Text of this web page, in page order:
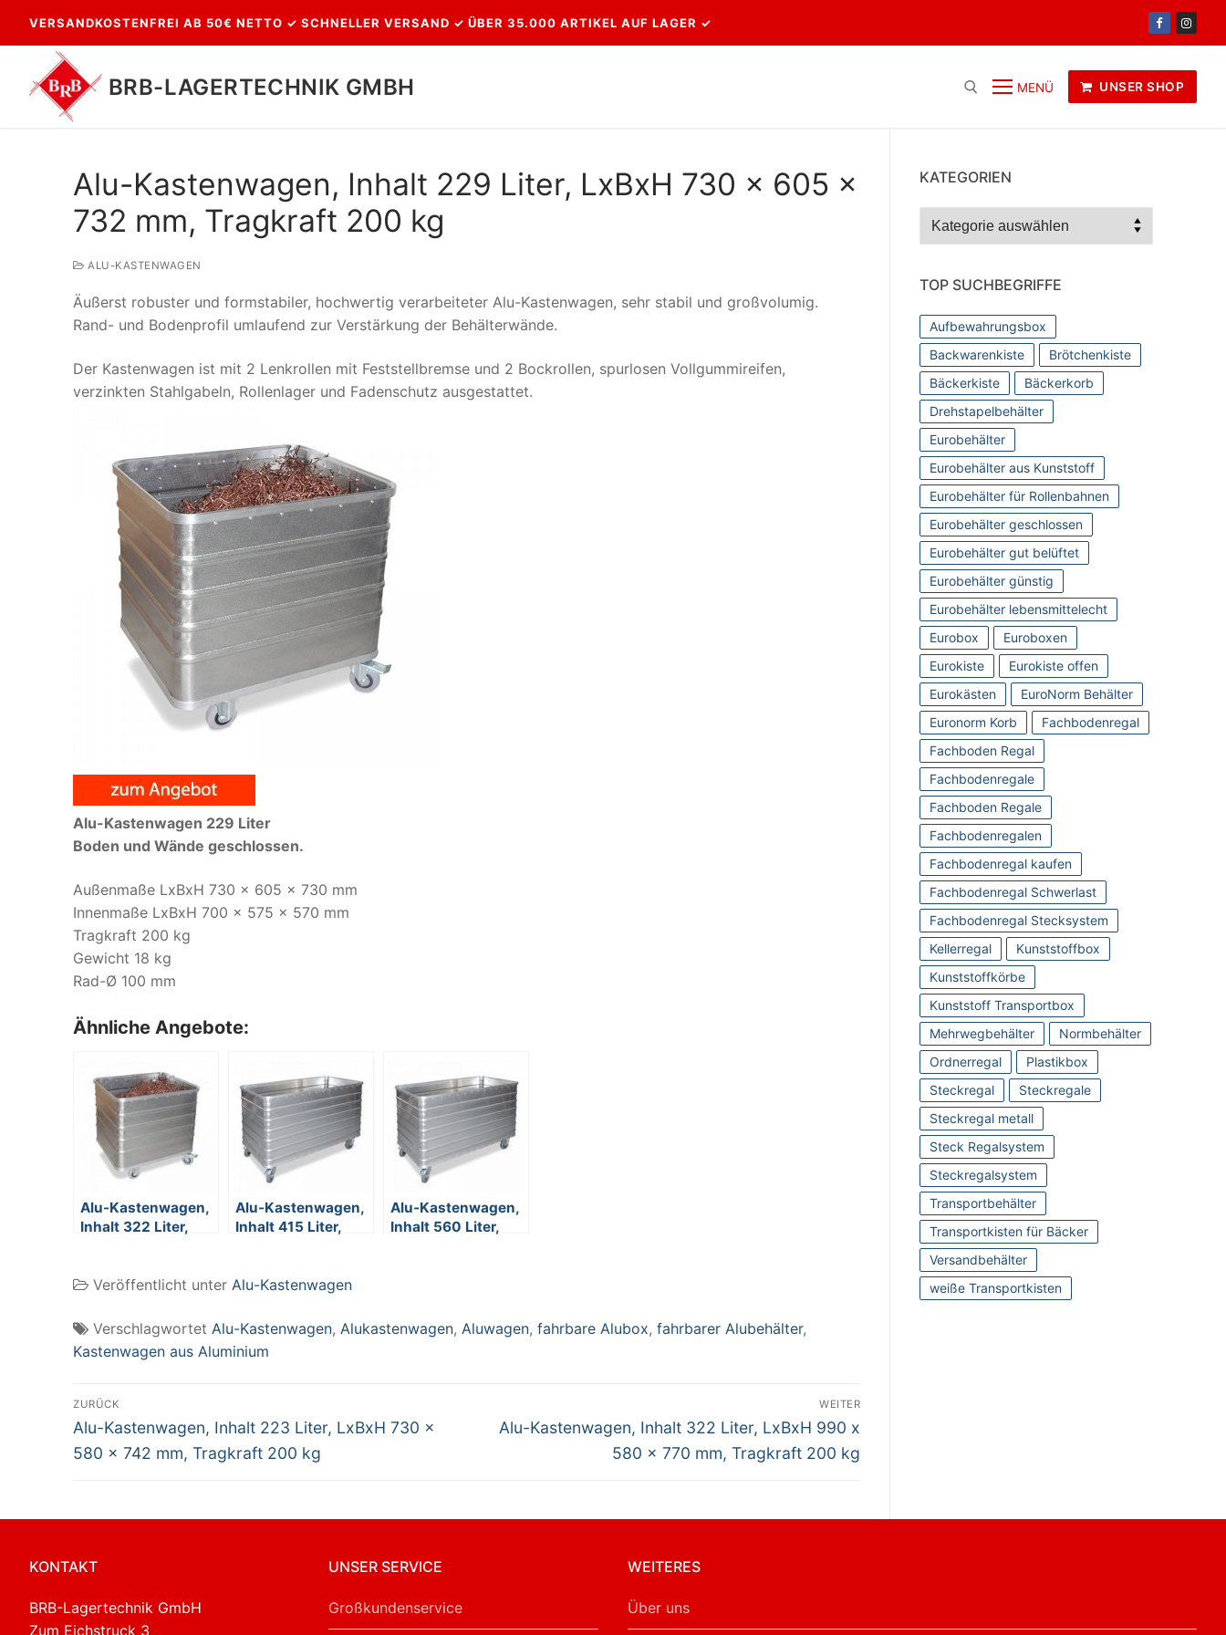
Inhalt
springen
VERSANDKOSTENFREI AB 50€ NETTO ✓ SCHNELLER VERSAND ✓ ÜBER 35.000 ARTIKEL AUF LAGER ✓
BRB-LAGERTECHNIK GMBH MENÜ UNSER SHOP
Suchen
Alu-Kastenwagen, Inhalt 229 Liter, LxBxH 730 x 605 x
732 mm, Tragkraft 200 kg
ALU-KASTENWAGEN
Äußerst robuster und formstabiler, hochwertig verarbeiteter Alu-Kastenwagen, sehr stabil und großvolumig.
Rand- und Bodenprofil umlaufend zur Verstärkung der Behälterwände.
Der Kastenwagen ist mit 2 Lenkrollen mit Feststellbremse und 2 Bockrollen, spurlosen Vollgummireifen,
verzinkten Stahlgabeln, Rollenlager und Fadenschutz ausgestattet.
Alu-Kastenwagen 229 Liter
Boden und Wände geschlossen.
Außenmaße LxBxH 730 x 605 x 730 mm
Innenmaße LxBxH 700 x 575 x 570 mm
Tragkraft 200 kg
Gewicht 18 kg
Rad-Ø 100 mm
Ähnliche Angebote:
Alu-Kastenwagen,
Inhalt 322 Liter,
200 kg
Alu-Kastenwagen,
Inhalt 415 Liter,
Tragkraft 250 kg
Alu-Kastenwagen,
Inhalt 560 Liter,
Veröffentlicht unter Alu-Kastenwagen
Verschlagwortet Alu-Kastenwagen, Alukastenwagen, Aluwagen, fahrbare Alubox, fahrbarer Alubehälter,
Kastenwagen aus Aluminium
Beitragsnavigation
ZURÜCK
Vorheriger
Beitrag:
Alu-Kastenwagen, Inhalt 223 Liter, LxBxH 730 x
580 x 742 mm, Tragkraft 200 kg
WEITER
Nächster
Alu-Kastenwagen, Inhalt 322 Liter, LxBxH 990 x
580 x 770 mm, Tragkraft 200 kg
KATEGORIEN
Kategorien
TOP SUCHBEGRIFFE
Aufbewahrungsbox
Backwarenkiste
Brötchenkiste
Bäckerkiste
Bäckerkorb
Drehstapelbehälter
Eurobehälter
Eurobehälter aus Kunststoff
Eurobehälter für Rollenbahnen
Eurobehälter geschlossen
Eurobehälter gut belüftet
Eurobehälter günstig
Eurobehälter lebensmittelecht
Eurobox
Euroboxen
Eurokiste
Eurokiste offen
Eurokästen
EuroNorm Behälter
Euronorm Korb
Fachbodenregal
Fachboden Regal
Fachbodenregale
Fachboden Regale
Fachbodenregalen
Fachbodenregal kaufen
Fachbodenregal Schwerlast
Fachbodenregal Stecksystem
Kellerregal
Kunststoffbox
Kunststoffkörbe
Kunststoff Transportbox
Mehrwegbehälter
Normbehälter
Ordnerregal
Plastikbox
Steckregal
Steckregale
Steckregal metall
Steck Regalsystem
Steckregalsystem
Transportbehälter
Transportkisten für Bäcker
Versandbehälter
weiße Transportkisten
KONTAKT
BRB-Lagertechnik GmbH
Zum Eichstruck 3
UNSER SERVICE
Großkundenservice
WEITERES
Über uns